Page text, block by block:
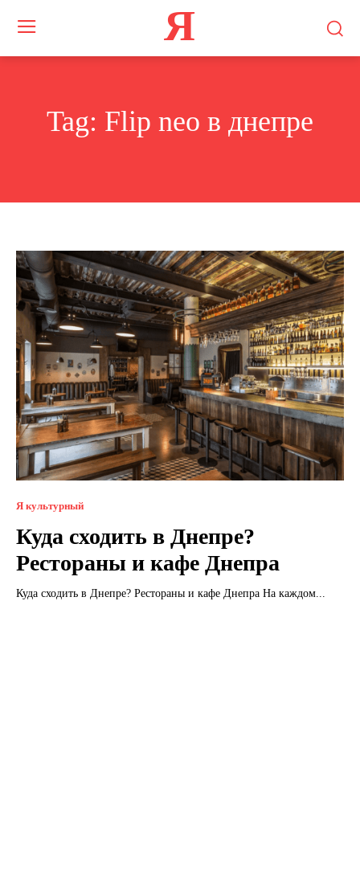
Я
Tag: Flip neo в днепре
Я культурный
Куда сходить в Днепре?
Рестораны и кафе Днепра
Куда сходить в Днепре? Рестораны и кафе Днепра На каждом...